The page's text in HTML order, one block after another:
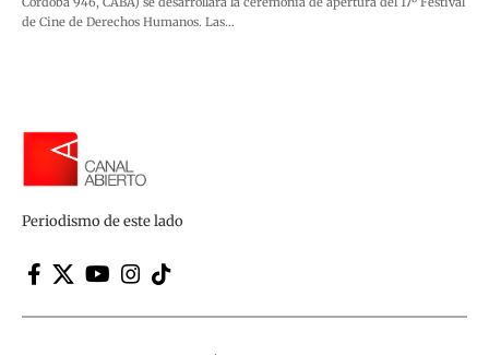
de Cine de Derechos Humanos. Las…
Periodismo de este lado